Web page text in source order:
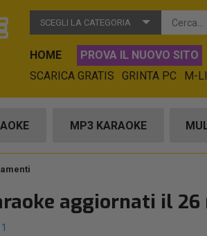
SCEGLI LA CATEGORIA
HOME PROVA IL NUOVO SITO
SCARICA GRATIS
GRINTA PC M-
MP3 KARAOKE
aggiornati il 26